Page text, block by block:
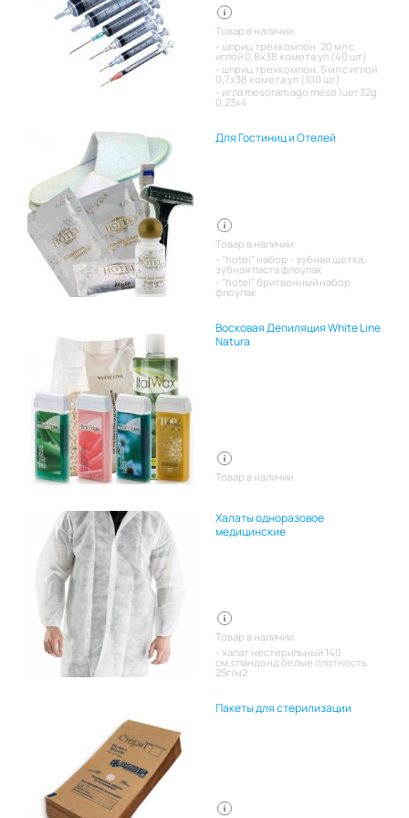
Товар в наличии:
шприц трехкомпон. 20 мл с
иглой 0,8х38 комета уп (40 шт)
шприц трехкомпон. 5 мл с иглой
0,7х38 комета уп (100 шт)
игла mesoram ago meso luer 32g
0,23x4
Для Гостиниц и Отелей
Товар в наличии:
"hotel" набор - зубная щетка,
зубная паста флоупак
"hotel" бритвенный набор
флоупак
Восковая Депиляция White Line
Natura
Товар в наличии
Халаты одноразовое
медицинские
Товар в наличии:
халат нестерильный 140
см,спандонд белые плотность
25г/м2
Пакеты для стерилизации